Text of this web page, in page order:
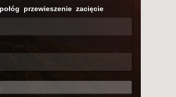
przewieszenie zacięcie